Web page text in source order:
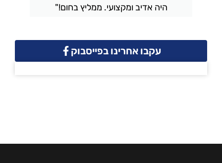
היה אדיב ומקצועי. ממליץ בחום!"
עקבו אחרינו בפייסבוק